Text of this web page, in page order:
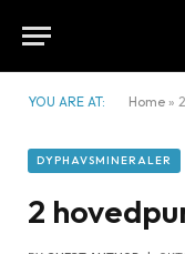
YOU ARE AT: Home »
DYPHAVSMINERALER
2